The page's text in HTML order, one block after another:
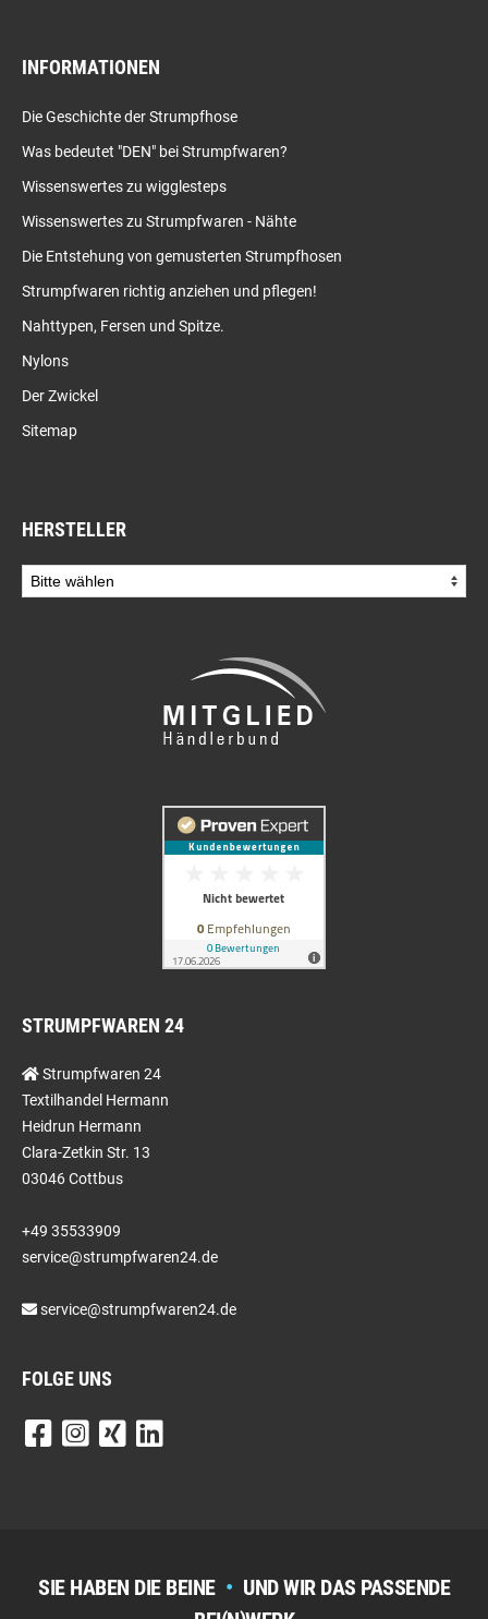
INFORMATIONEN
Die Geschichte der Strumpfhose
Was bedeutet "DEN" bei Strumpfwaren?
Wissenswertes zu wigglesteps
Wissenswertes zu Strumpfwaren - Nähte
Die Entstehung von gemusterten Strumpfhosen
Strumpfwaren richtig anziehen und pflegen!
Nahttypen, Fersen und Spitze.
Nylons
Der Zwickel
Sitemap
HERSTELLER
STRUMPFWAREN 24
Strumpfwaren 24
Textilhandel Hermann
Heidrun Hermann
Clara-Zetkin Str. 13
03046 Cottbus
+49 35533909
service@strumpfwaren24.de
service@strumpfwaren24.de
FOLGE UNS
SIE HABEN DIE BEINE • UND WIR DAS PASSENDE